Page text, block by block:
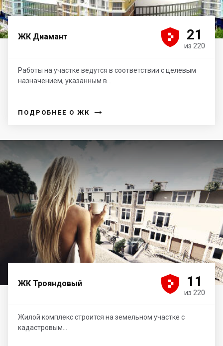
ЖК Диамант 



 21
из 220
Работы на участке ведутся в соответствии с целевым
назначением, указанным в...
ПОДРОБНЕЕ О ЖК →
ЖК Трояндовый 



 11
из 220
Жилой комплекс строится на земельном участке с
кадастровым...